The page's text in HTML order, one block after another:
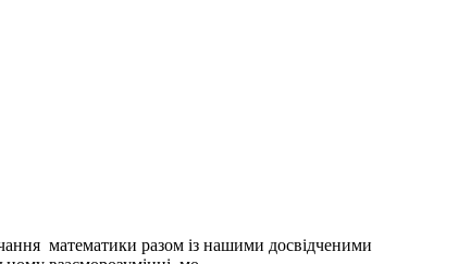
математики разом із нашими досвідченими